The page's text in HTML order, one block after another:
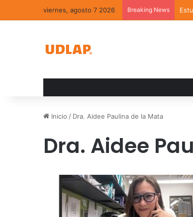
viernes, agosto 7 2026 Breaking News
Inicio / Dra. Aidee Paulina de la Mata
Dra. Aidee